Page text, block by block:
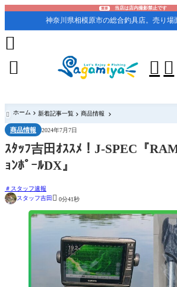
重要 当店は店内撮影禁止です
神奈川県相模原市の総合釣具店。売り場
 


 ホーム 新着記事一覧 商品情報
商品情報 2024年7月7日
ｽﾀｯﾌ吉田ｵｽｽﾒ！J-SPEC『
ｮﾝﾎﾟｰﾙDX』
スタッフ速報
スタッフ吉田 0分41秒